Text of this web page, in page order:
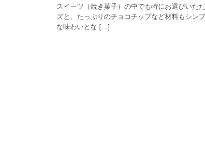
スイーツ（焼き菓子）の中でも特にお選びいた
ズと、たっぷりのチョコチップなど材料もシン
な味わいとな […]